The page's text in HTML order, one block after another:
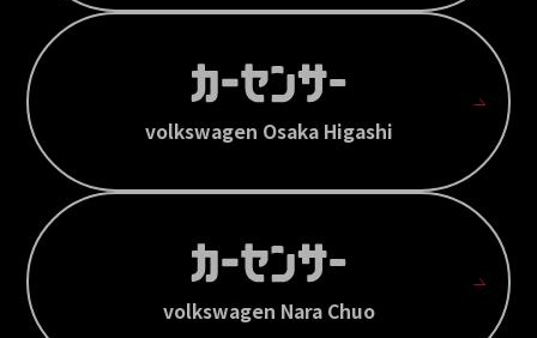
volkswagen Osaka Higashi
volkswagen Nara Chuo